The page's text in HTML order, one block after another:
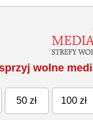
wolne
50 zł 100 zł